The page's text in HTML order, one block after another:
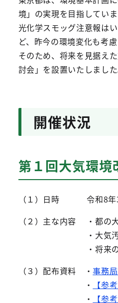
境」の実現を目指してい
光化学スモッグ注意報は
ど、昨今の環境変化も考
そのため、将来を見据え
討会」を設置いたしました
開催状況
第１回大気環境
（１）日時 令和8年3
（２）主な内容 ・都の
・大気汚染物質
・将来の都内大気
（３）配布資料 ・事務
・
【参
・
【参